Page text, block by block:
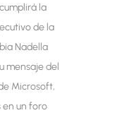
la
de la
Nadella
mensaje del
Microsoft,
en un foro